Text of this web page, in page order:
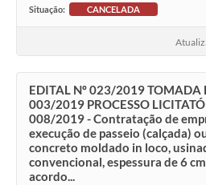
Situação: CANCELADA
EDITAL Nº 023/2019 TOMADA
003/2019 PROCESSO
008/2019 - Contratação de
execução de passeio (calçada)
concreto moldado in loco,
convencional, espessura de 6
acordo...